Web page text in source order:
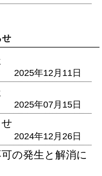
せ
2025年12月11日
2025年07月15日
2024年12月26日
の発生と解消に